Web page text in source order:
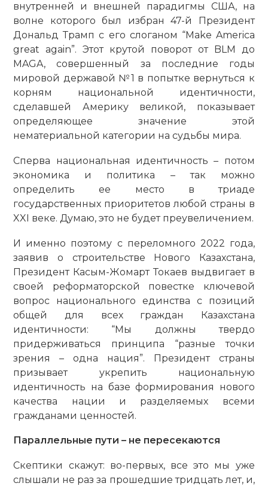
внутренней и внешней парадигмы США, на
волне которого был избран 47-й Президент
Дональд Трамп с его слоганом “Make America
great again”. Этот крутой поворот от BLM до
MAGA, совершенный за последние годы
мировой державой №1 в попытке вернуться к
корням национальной идентичности,
сделавшей Америку великой, показывает
определяющее значение этой
нематериальной категории на судьбы мира.
Сперва национальная идентичность – потом
экономика и политика – так можно
определить ее место в триаде
государственных приоритетов любой страны в
XXI веке. Думаю, это не будет преувеличением.
И именно поэтому с переломного 2022 года,
заявив о строительстве Нового Казахстана,
Президент Касым-Жомарт Токаев выдвигает в
своей реформаторской повестке ключевой
вопрос национального единства с позиций
общей для всех граждан Казахстана
идентичности: “Мы должны твердо
придерживаться принципа “разные точки
зрения – одна нация”. Президент страны
призывает укрепить национальную
идентичность на базе формирования нового
качества нации и разделяемых всеми
гражданами ценностей.
Параллельные пути – не пересекаются
Скептики скажут: во-первых, все это мы уже
слышали не раз за прошедшие тридцать лет, и,